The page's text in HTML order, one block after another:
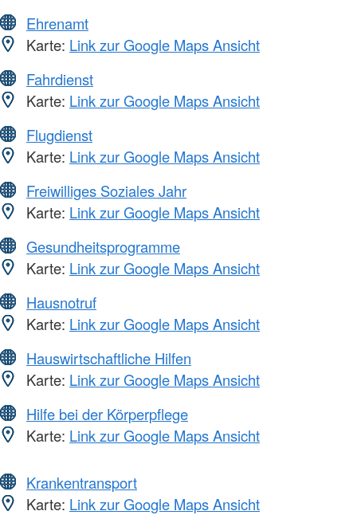
Ehrenamt
Karte: Link zur Google Maps Ansicht
Fahrdienst
Karte: Link zur Google Maps Ansicht
Flugdienst
Karte: Link zur Google Maps Ansicht
Freiwilliges Soziales Jahr
Karte: Link zur Google Maps Ansicht
Gesundheitsprogramme
Karte: Link zur Google Maps Ansicht
Hausnotruf
Karte: Link zur Google Maps Ansicht
Hauswirtschaftliche Hilfen
Karte: Link zur Google Maps Ansicht
Hilfe bei der Körperpflege
Karte: Link zur Google Maps Ansicht
Krankentransport
Karte: Link zur Google Maps Ansicht